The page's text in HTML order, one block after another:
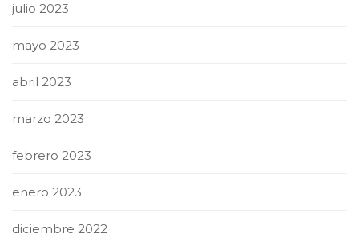
julio 2023
mayo 2023
abril 2023
marzo 2023
febrero 2023
enero 2023
diciembre 2022